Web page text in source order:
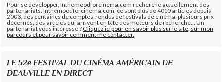
Pour se développer, Inthemoodforcinema.com recherche actuellement des
partenariats. Inthemoodforcinema.com, ce sont plus de 4000 articles depuis
2003, des centaines de comptes-rendus de festivals de cinéma, plusieurs prix
décernés, des articles qui arrivent en tête des moteurs de recherche... Un
partenariat vous intéresse ?Cliquez ici pour en savoir plus sur le site, sur mon
parcours et pour savoir comment me contacter.
LE 52e FESTIVAL DU CINÉMA AMÉRICAIN DE
DEAUVILLE EN DIRECT